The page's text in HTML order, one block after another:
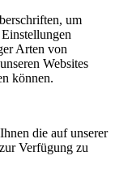
um
Arten von
Websites
können.
die auf unserer
Verfügung zu